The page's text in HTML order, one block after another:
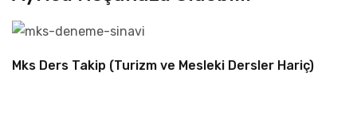
Mks Ders Takip (Turizm ve Mesleki Dersler Hariç)